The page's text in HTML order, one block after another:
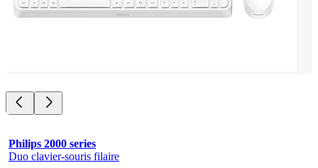
Philips 2000 series
Duo clavier-souris filaire